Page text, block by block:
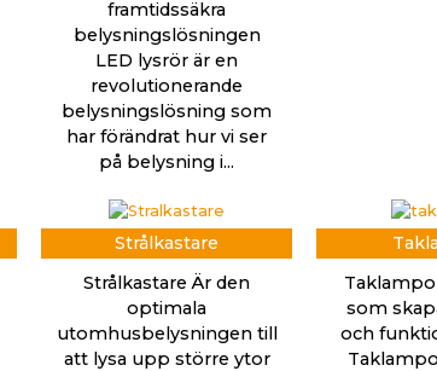
framtidssäkra
belysningslösningen
LED lysrör är en
revolutionerande
belysningslösning som
har förändrat hur vi ser
på belysning i...
Strålkastare
Strålkastare Är den
optimala
utomhusbelysningen till
att lysa upp större ytor
som
och